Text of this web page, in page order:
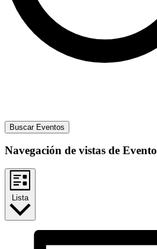
Buscar Eventos
Navegación de vistas de Evento
Lista